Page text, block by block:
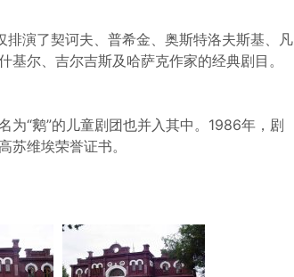
演了契诃夫、普希金、奥斯特洛夫斯基、凡
尔、吉尔吉斯及哈萨克作家的经典剧目。
为“鹅”的儿童剧团也并入其中。1986年，剧
苏维埃荣誉证书。